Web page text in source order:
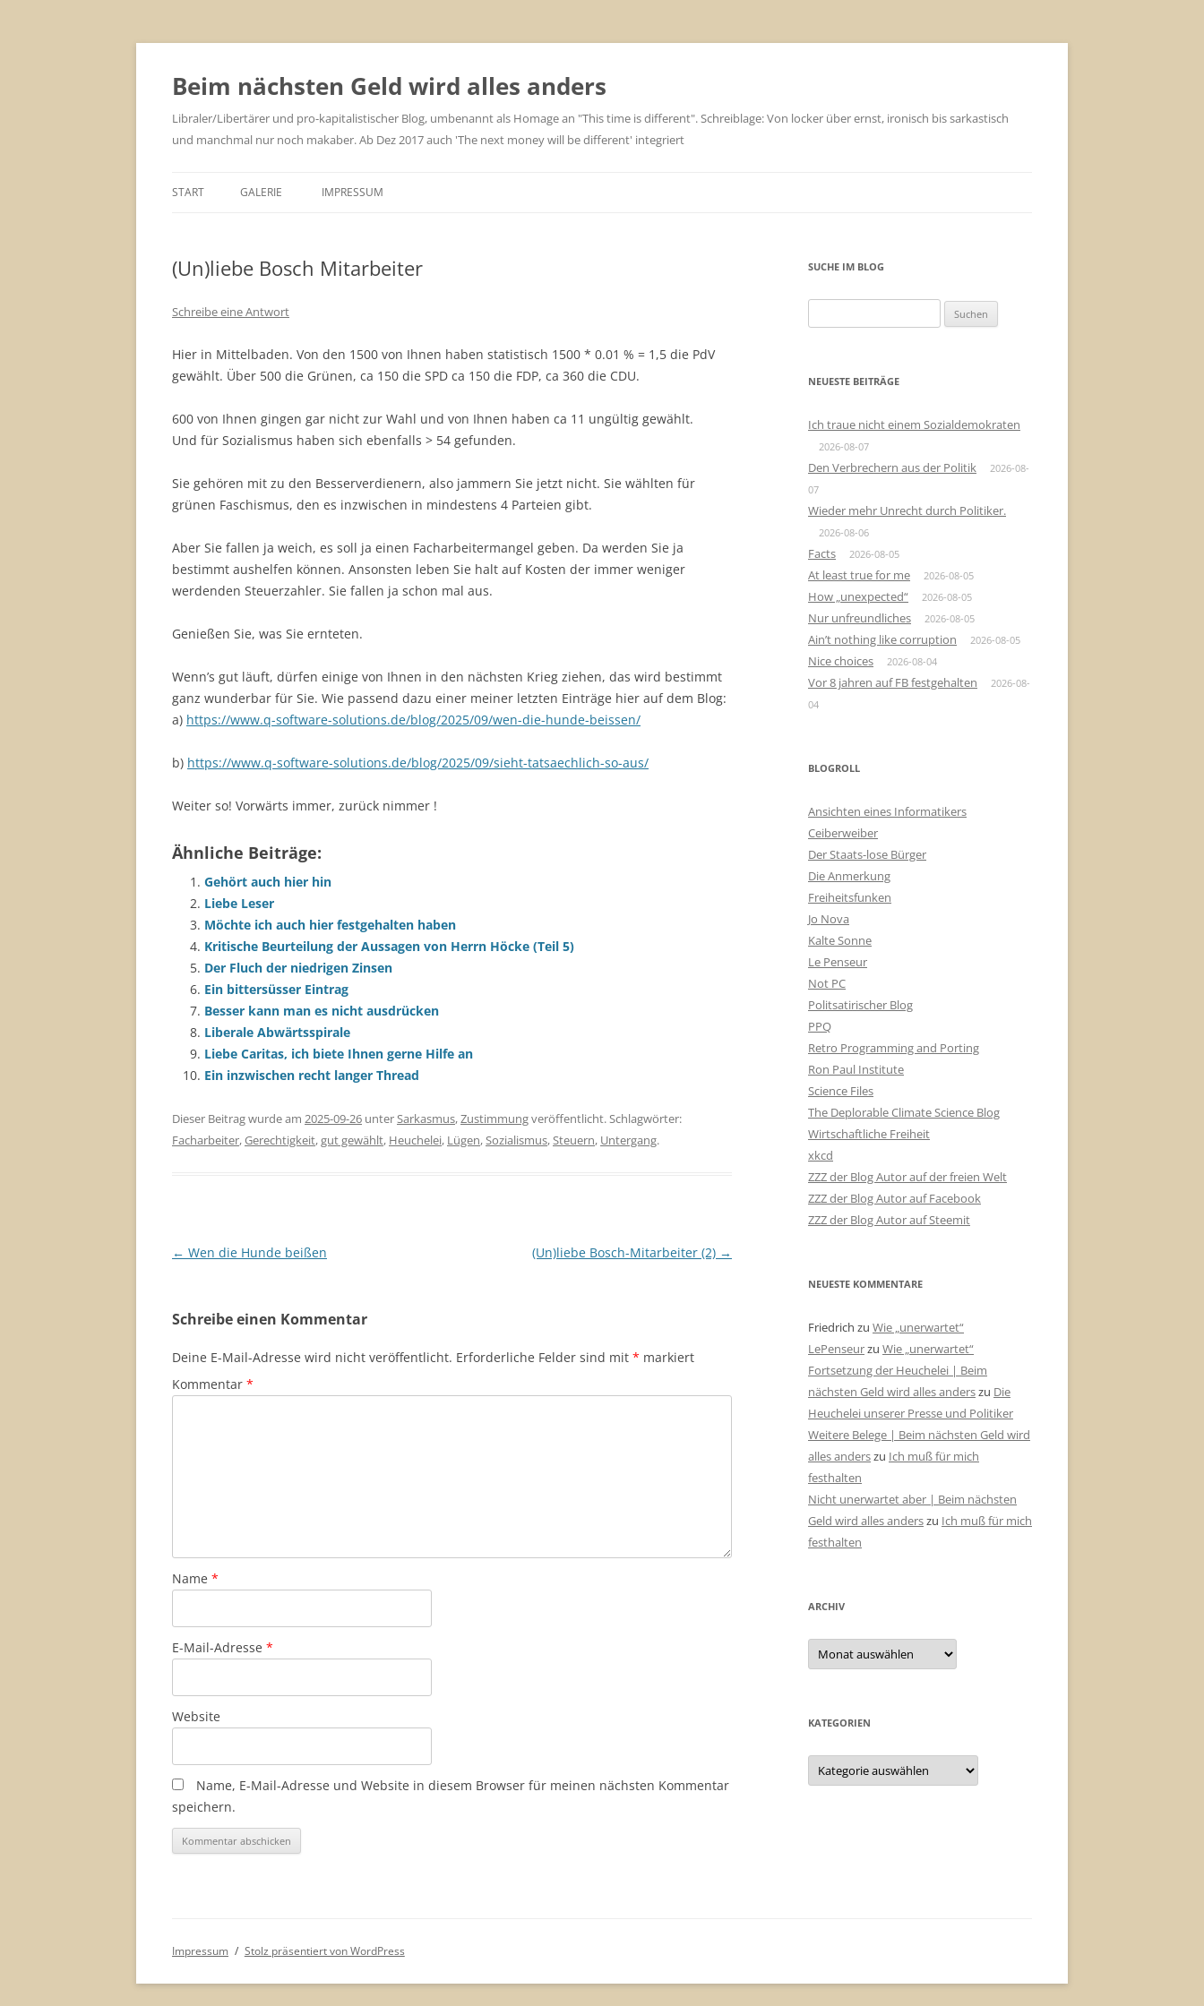
Zum
springen
Beim nächsten Geld wird alles anders
Libraler/Libertärer und pro-kapitalistischer Blog, umbenannt als Homage an "This time is different". Schreiblage: Von locker über ernst, ironisch bis sarkastisch
und manchmal nur noch makaber. Ab Dez 2017 auch 'The next money will be different' integriert
START GALERIE IMPRESSUM
(Un)liebe Bosch Mitarbeiter
Schreibe eine Antwort
Hier in Mittelbaden. Von den 1500 von Ihnen haben statistisch 1500 * 0.01 % = 1,5 die PdV
gewählt. Über 500 die Grünen, ca 150 die SPD ca 150 die FDP, ca 360 die CDU.
600 von Ihnen gingen gar nicht zur Wahl und von Ihnen haben ca 11 ungültig gewählt.
Und für Sozialismus haben sich ebenfalls > 54 gefunden.
Sie gehören mit zu den Besserverdienern, also jammern Sie jetzt nicht. Sie wählten für
grünen Faschismus, den es inzwischen in mindestens 4 Parteien gibt.
Aber Sie fallen ja weich, es soll ja einen Facharbeitermangel geben. Da werden Sie ja
bestimmt aushelfen können. Ansonsten leben Sie halt auf Kosten der immer weniger
werdenden Steuerzahler. Sie fallen ja schon mal aus.
Genießen Sie, was Sie ernteten.
Wenn’s gut läuft, dürfen einige von Ihnen in den nächsten Krieg ziehen, das wird bestimmt
ganz wunderbar für Sie. Wie passend dazu einer meiner letzten Einträge hier auf dem Blog:
a) https://www.q-software-solutions.de/blog/2025/09/wen-die-hunde-beissen/
b) https://www.q-software-solutions.de/blog/2025/09/sieht-tatsaechlich-so-aus/
Weiter so! Vorwärts immer, zurück nimmer !
Ähnliche Beiträge:
Gehört auch hier hin
Liebe Leser
Möchte ich auch hier festgehalten haben
Kritische Beurteilung der Aussagen von Herrn Höcke (Teil 5)
Der Fluch der niedrigen Zinsen
Ein bittersüsser Eintrag
Besser kann man es nicht ausdrücken
Liberale Abwärtsspirale
Liebe Caritas, ich biete Ihnen gerne Hilfe an
Ein inzwischen recht langer Thread
Dieser Beitrag wurde am 2025-09-26 unterSarkasmus,Zustimmungveröffentlicht. Schlagwörter:
Facharbeiter,Gerechtigkeit,gut gewählt, Heuchelei, Lügen,Sozialismus,Steuern, Untergang.
Beitragsnavigation
← Wen die Hunde beißen (Un)liebe Bosch-Mitarbeiter (2) →
Schreibe einen Kommentar
Deine E-Mail-Adresse wird nicht veröffentlicht. Erforderliche Felder sind mit * markiert
Kommentar *
Name *
E-Mail-Adresse *
Website
Name, E-Mail-Adresse und Website in diesem Browser für meinen nächsten Kommentar
speichern.
SUCHE IM BLOG
nach:
NEUESTE BEITRÄGE
Ich traue nicht einem Sozialdemokraten
2026-08-07
Den Verbrechern aus der Politik
2026-08-
07
Wieder mehr Unrecht durch Politiker.
2026-08-06
Facts 2026-08-05
At least true for me 2026-08-05
How „unexpected“ 2026-08-05
Nur unfreundliches 2026-08-05
Ain’t nothing like corruption 2026-08-05
Nice choices 2026-08-04
Vor 8 jahren auf FB festgehalten
2026-08-
04
BLOGROLL
Ansichten eines Informatikers
Ceiberweiber
Der Staats-lose Bürger
Die Anmerkung
Freiheitsfunken
Jo Nova
Kalte Sonne
Le Penseur
Not PC
Politsatirischer Blog
PPQ
Retro Programming and Porting
Ron Paul Institute
Science Files
The Deplorable Climate Science Blog
Wirtschaftliche Freiheit
xkcd
ZZZ der Blog Autor auf der freien Welt
ZZZ der Blog Autor auf Facebook
ZZZ der Blog Autor auf Steemit
NEUESTE KOMMENTARE
Friedrich zu Wie „unerwartet“
LePenseurzu Wie „unerwartet“
Fortsetzung der Heuchelei | Beim
nächsten Geld wird alles anderszu Die
Heuchelei unserer Presse und Politiker
Weitere Belege | Beim nächsten Geld wird
alles anderszu Ich muß für mich
festhalten
Nicht unerwartet aber | Beim nächsten
Geld wird alles anderszu Ich muß für mich
festhalten
ARCHIV
Archiv
KATEGORIEN
Kategorien
Impressum Stolz präsentiert von WordPress